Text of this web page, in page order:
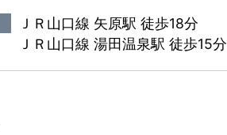
ＪＲ山口線 矢原駅 徒歩18分
ＪＲ山口線 湯田温泉駅 徒歩15分